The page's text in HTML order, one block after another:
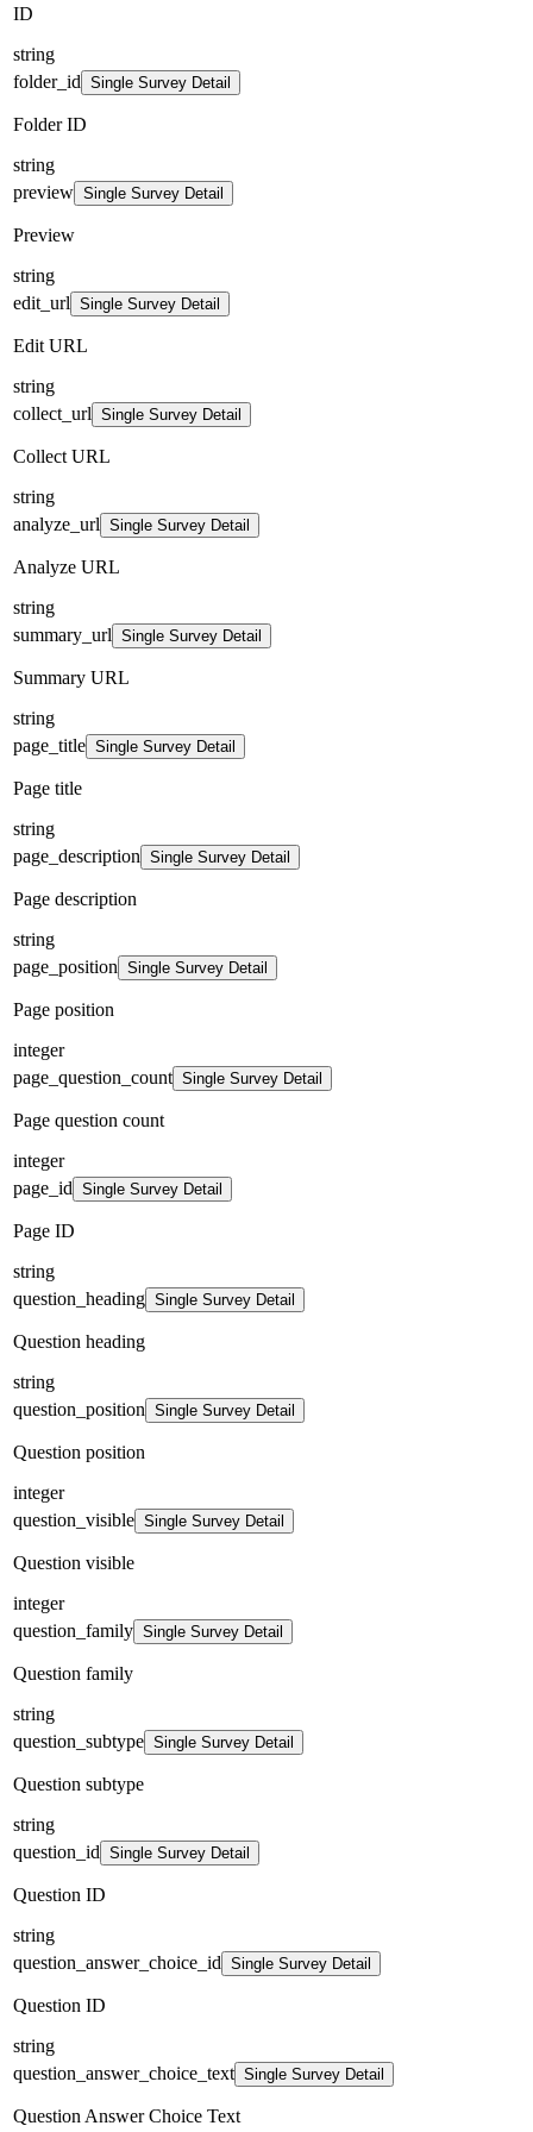
ID
string
folder_id Single Survey Detail
Folder ID
string
preview Single Survey Detail
Preview
string
edit_url Single Survey Detail
Edit URL
string
collect_url Single Survey Detail
Collect URL
string
analyze_url Single Survey Detail
Analyze URL
string
summary_url Single Survey Detail
Summary URL
string
page_title Single Survey Detail
Page title
string
page_description Single Survey Detail
Page description
string
page_position Single Survey Detail
Page position
integer
page_question_count Single Survey Detail
Page question count
integer
page_id Single Survey Detail
Page ID
string
question_heading Single Survey Detail
Question heading
string
question_position Single Survey Detail
Question position
integer
question_visible Single Survey Detail
Question visible
integer
question_family Single Survey Detail
Question family
string
question_subtype Single Survey Detail
Question subtype
string
question_id Single Survey Detail
Question ID
string
question_answer_choice_id Single Survey Detail
Question ID
string
question_answer_choice_text Single Survey Detail
Question Answer Choice Text